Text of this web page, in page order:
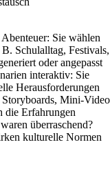
Sie wählen
Schulalltag, Festivals,
oder angepasst
interaktiv: Sie
Herausforderungen
Mini-
die Erfahrungen
überraschend?
kulturelle Normen